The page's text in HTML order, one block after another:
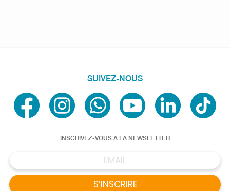
SUIVEZ-NOUS
INSCRIVEZ-VOUS A LA NEWSLETTER
S’INSCRIRE